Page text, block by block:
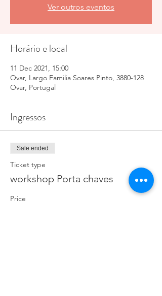
Ver outros eventos
Horário e local
11 Dec 2021, 15:00
Ovar, Largo Familia Soares Pinto, 3880-128
Ovar, Portugal
Ingressos
Sale ended
Ticket type
workshop Porta chaves
Price